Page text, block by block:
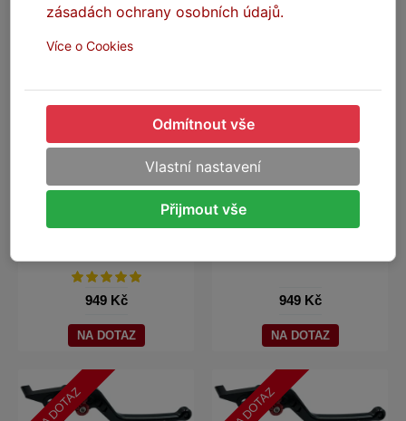
NA DOTAZ
SEFIS CNC páčky dlouhé
949 Kč
NA DOTAZ
SEFIS CNC páčky dlouhé
949 Kč
NA DOTAZ
NA DOTAZ NA DOTAZ
zásadách ochrany osobních údajů.
Více o Cookies
Odmítnout vše
Vlastní nastavení
Přijmout vše